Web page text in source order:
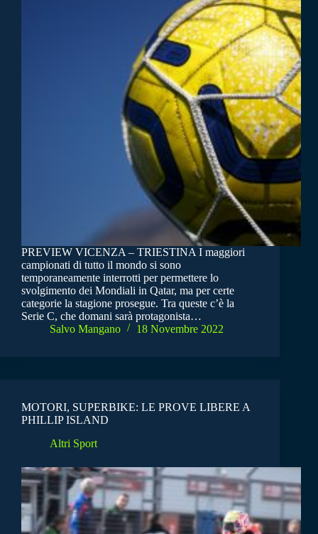
PREVIEW VICENZA – TRIESTINA I maggiori
campionati di tutto il mondo si sono
temporaneamente interrotti per permettere lo
svolgimento dei Mondiali in Qatar, ma per certe
categorie la stagione prosegue. Tra queste c’è la
Serie C, che domani sarà protagonista…
Salvo Mangano
18 Novembre 2022
MOTORI, SUPERBIKE: LE PROVE LIBERE A
PHILLIP ISLAND
Altri Sport